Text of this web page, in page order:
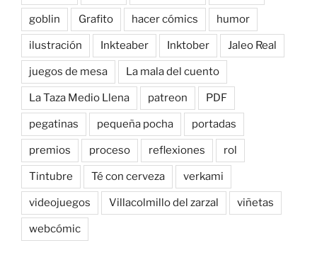
goblin Grafito hacer cómics humor
ilustración Inkteaber Inktober Jaleo Real
juegos de mesa La mala del cuento
La Taza Medio Llena patreon PDF
pegatinas pequeña pocha portadas
premios proceso reflexiones rol
Tintubre Té con cerveza verkami
videojuegos Villacolmillo del zarzal viñetas
webcómic